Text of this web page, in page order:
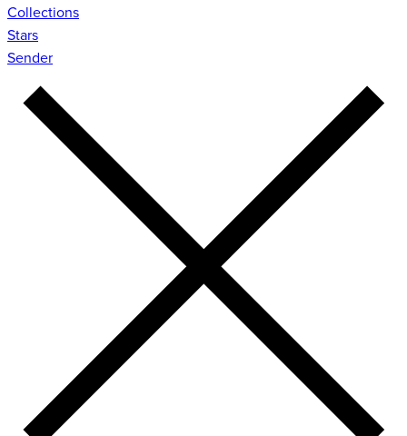
Collections
Stars
Sender